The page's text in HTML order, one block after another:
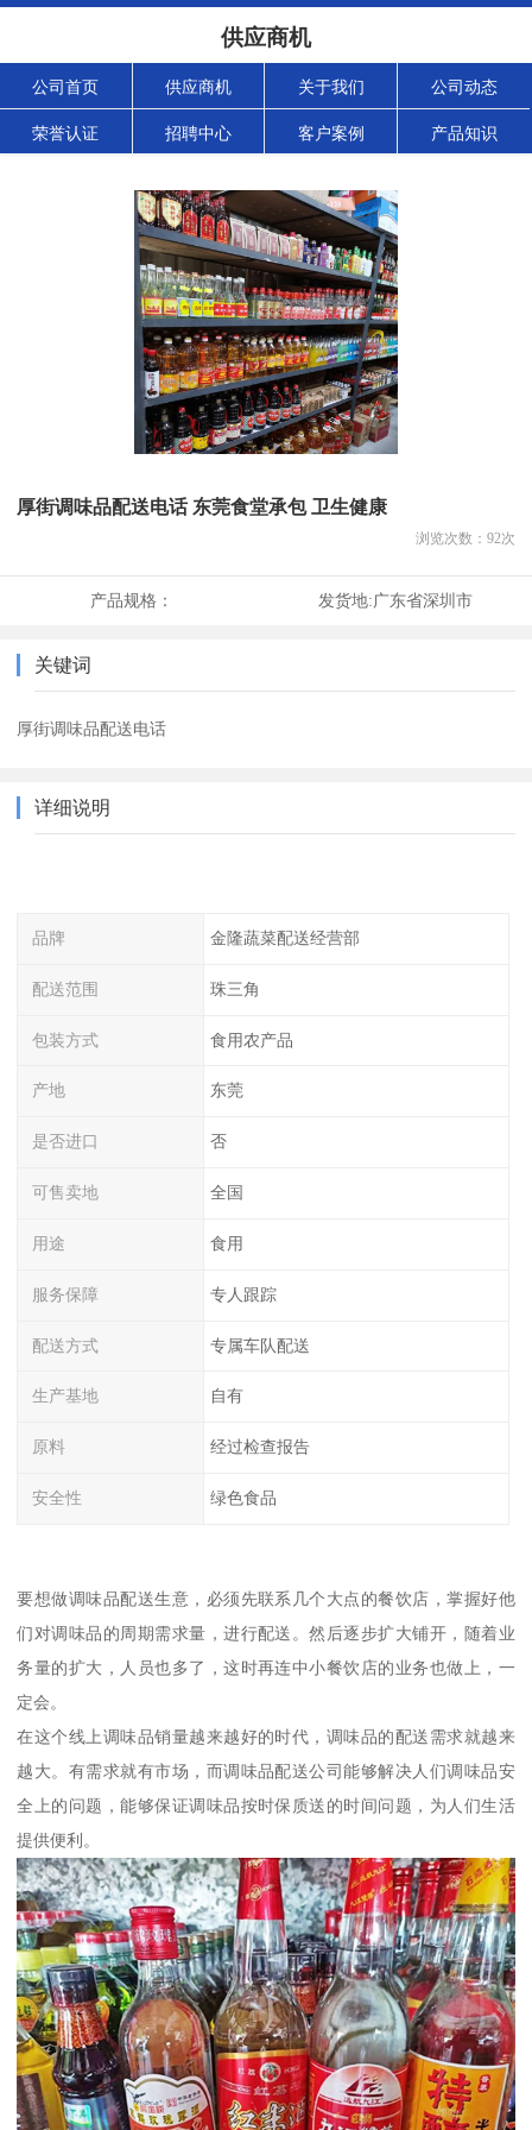
供应商机
公司首页 供应商机 关于我们 公司动态
荣誉认证 招聘中心 客户案例 产品知识
厚街调味品配送电话 东莞食堂承包 卫生健康
浏览次数： 92次
产品规格： 发货地:广东省深圳市
关键词
厚街调味品配送电话
详细说明
品牌 金隆蔬菜配送经营部
配送范围 珠三角
包装方式 食用农产品
产地 东莞
是否进口 否
可售卖地 全国
用途 食用
服务保障 专人跟踪
配送方式 专属车队配送
生产基地 自有
原料 经过检查报告
安全性 绿色食品
要想做调味品配送生意，必须先联系几个大点的餐饮店，掌握好他
们对调味品的周期需求量，进行配送。然后逐步扩大铺开，随着业
务量的扩大，人员也多了，这时再连中小餐饮店的业务也做上，一
定会。
在这个线上调味品销量越来越好的时代，调味品的配送需求就越来
越大。有需求就有市场，而调味品配送公司能够解决人们调味品安
全上的问题，能够保证调味品按时保质送的时间问题，为人们生活
提供便利。